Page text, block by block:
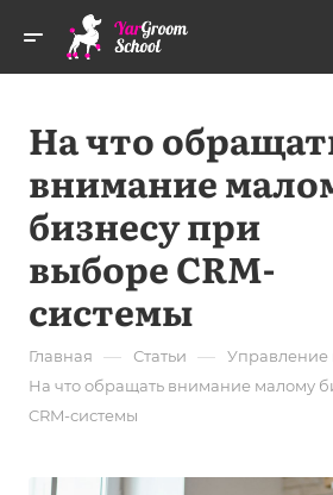
На что
внимание
бизнесу при
выборе CRM-
системы
Главная — Статьи — Управление
На что обращать внимание малому
CRM-системы